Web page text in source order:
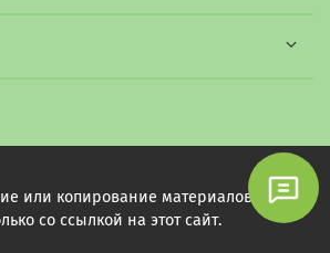
или копирование материалов этого
со ссылкой на этот сайт.